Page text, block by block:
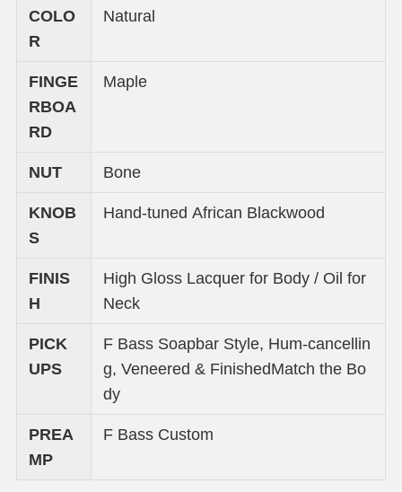
COLO
R
Natural
FINGE
RBOA
RD
Maple
NUT Bone
KNOB
S
Hand-tuned African Blackwood
FINIS
H
High Gloss Lacquer for Body / Oil for
Neck
PICK
UPS
F Bass Soapbar Style, Hum-cancellin
g, Veneered & FinishedMatch the Bo
dy
PREA
MP
F Bass Custom